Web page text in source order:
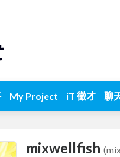
My Project iT 徵才 聊
mixwellfish